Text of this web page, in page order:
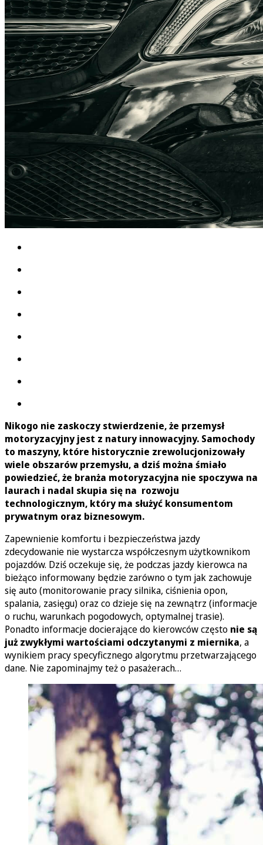
Nikogo nie zaskoczy stwierdzenie, że przemysł
motoryzacyjny jest z natury innowacyjny. Samochody
to maszyny, które historycznie zrewolucjonizowały
wiele obszarów przemysłu, a dziś można śmiało
powiedzieć, że branża motoryzacyjna nie spoczywa na
laurach i nadal skupia się na rozwoju
technologicznym, który ma służyć konsumentom
prywatnym oraz biznesowym.
Zapewnienie komfortu i bezpieczeństwa jazdy
zdecydowanie nie wystarcza współczesnym użytkownikom
pojazdów. Dziś oczekuje się, że podczas jazdy kierowca na
bieżąco informowany będzie zarówno o tym jak zachowuje
się auto (monitorowanie pracy silnika, ciśnienia opon,
spalania, zasięgu) oraz co dzieje się na zewnątrz (informacje
o ruchu, warunkach pogodowych, optymalnej trasie).
Ponadto informacje docierające do kierowców często nie są
już zwykłymi wartościami odczytanymi z miernika, a
wynikiem pracy specyficznego algorytmu przetwarzającego
dane. Nie zapominajmy też o pasażerach…